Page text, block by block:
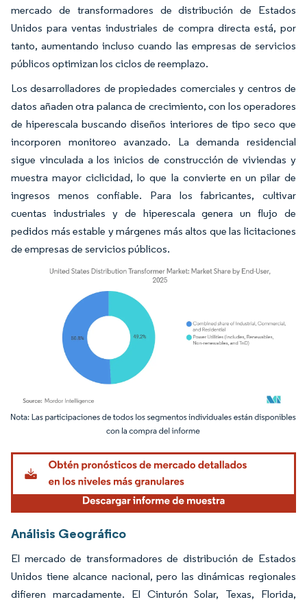
mercado de transformadores de distribución de Estados
Unidos para ventas industriales de compra directa está, por
tanto, aumentando incluso cuando las empresas de servicios
públicos optimizan los ciclos de reemplazo.
Los desarrolladores de propiedades comerciales y centros de
datos añaden otra palanca de crecimiento, con los operadores
de hiperescala buscando diseños interiores de tipo seco que
incorporen monitoreo avanzado. La demanda residencial
sigue vinculada a los inicios de construcción de viviendas y
muestra mayor ciclicidad, lo que la convierte en un pilar de
ingresos menos confiable. Para los fabricantes, cultivar
cuentas industriales y de hiperescala genera un flujo de
pedidos más estable y márgenes más altos que las licitaciones
de empresas de servicios públicos.
Imagen © Mordor Intelligence. El uso requiere atribución según CC BY 4.0.
Análisis Geográfico
El mercado de transformadores de distribución de Estados
Unidos tiene alcance nacional, pero las dinámicas regionales
difieren marcadamente. El Cinturón Solar, Texas, Florida,